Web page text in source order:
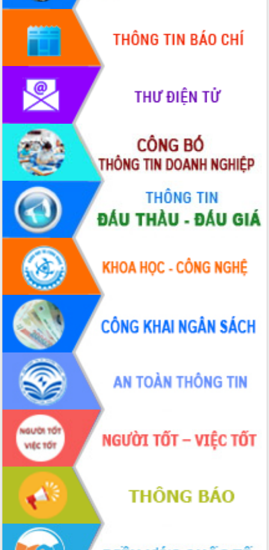
Chuyển đổi số 'mở đường' cho nông
nghiệp Đắk Lắk tăng trưởng bứt phá
Triển khai đồng bộ đo đạc, lập hồ sơ
địa chính, hoàn thiện cơ sở dữ liệu đất
đai
Ứng dụng sinh trắc học - Bước tiến
trong hành trình chuyển đổi số tại Đắk
Đắk Lắk nâng cao hiệu quả công tác
Đảng từ Sổ tay đảng viên điện tử
Đắk Lắk đẩy mạnh nuôi biển công
nghệ, hướng tới phát triển thủy sản
bền vững
Tập huấn nâng cao năng lực triển khai
chuyển đổi số cho cán bộ, công chức
cấp xã
Đắk Lắk phát động hưởng ứng Ngày
Quyền của người tiêu dùng Việt Nam
Đẩy mạnh cải cách hành chính, quyết
tâm đạt được mục tiêu tăng trưởng
hai con số trong năm 2026
Tổ chức trang trọng Lễ hội Đền thờ
Lương Văn Chánh năm 2026
Phó Bí thư Tỉnh ủy Đắk Lắk Đỗ Hữu
Huy giữ chức Bí thư Đảng ủy Ủy Ban
Nhân dân tỉnh
Bệnh án điện tử thúc đẩy chuyển đổi
số y tế tại Đắk Lắk
Chuyển đổi số thư viện: Mở rộng
không gian tri thức trong thời đại số
Đánh giá, rút kinh nghiệm công tác tổ
chức diễn tập trước ngày bầu cử
Chương trình “Gặp gỡ hữu nghị –
Friendship Meeting New Year 2026”
Bầu cử Quốc hội và HĐND: Cử tri Đắk
Lắk gửi gắm niềm tin, kỳ vọng vào lá
phiếu
Đắk Lắk sẵn sàng các điều kiện cho
Ngày hội bầu cử đại biểu Quốc hội
khóa XVI và HĐND các cấp nhiệm kỳ